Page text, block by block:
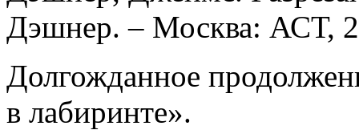
Дэшнер. – Москва: АСТ,
Долгожданное
в лабиринте».